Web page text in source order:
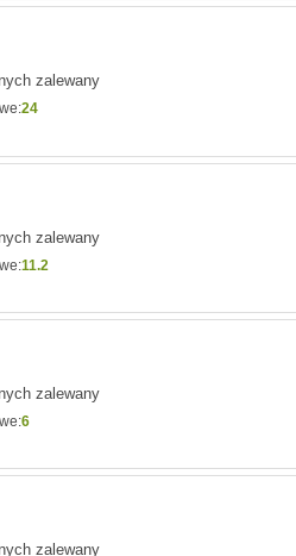
zalewany
24
zalewany
11.2
zalewany
6
zalewany